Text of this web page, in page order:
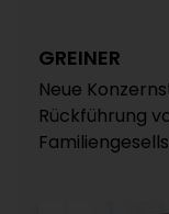
GREINER
Neue
Rückführung